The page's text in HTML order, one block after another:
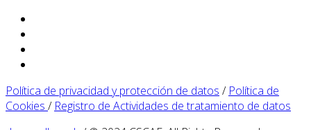
Política de privacidad y protección de datos / Política de
Cookies / Registro de Actividades de tratamiento de datos